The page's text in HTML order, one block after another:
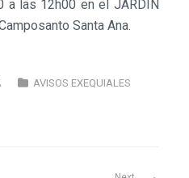
a las 12h00 en el JARDIN
Santa Ana.
AVISOS EXEQUIALES